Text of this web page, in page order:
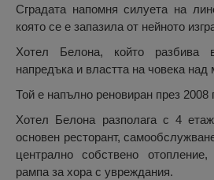
Сградата напомня силуета на
която се е запазила от нейното
Хотел Белона, който разбива
напредъка и властта на човека над
Той е напълно реновиран през 2008
Хотел Белона разполага с 4
основен ресторант,
централно собствено
рампа за хора с увреждания.